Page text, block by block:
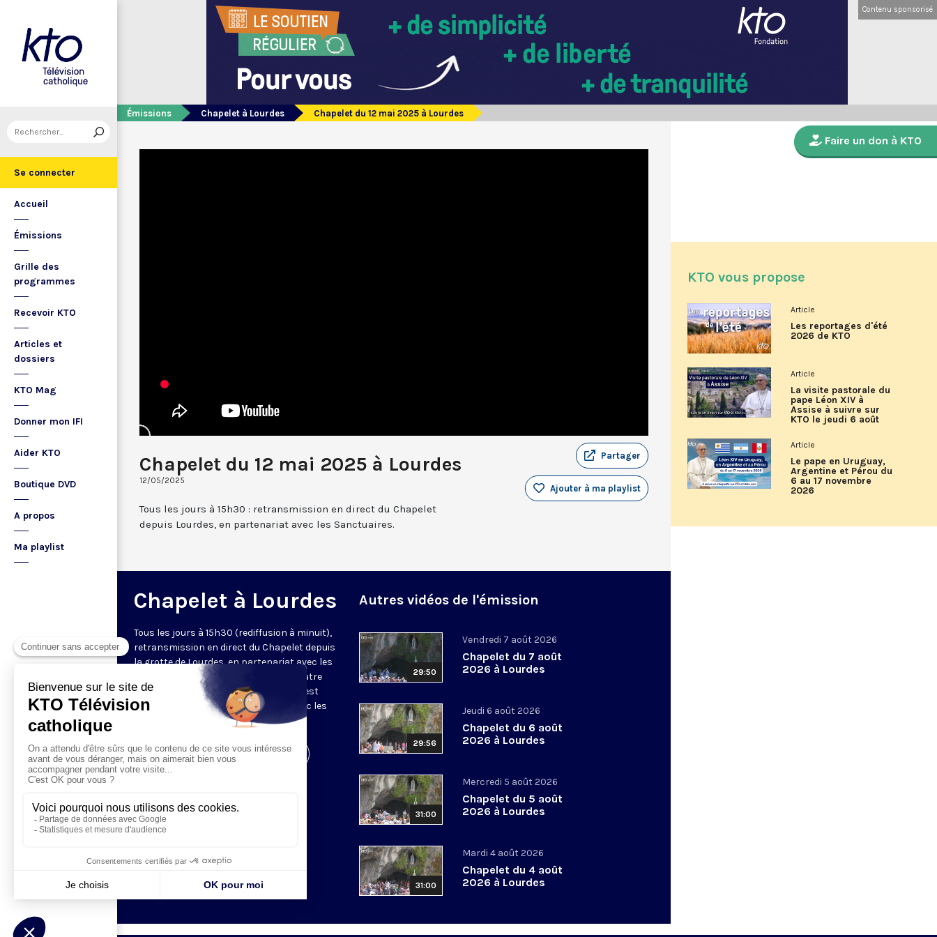
Se connecter
Accueil
Émissions
Grille des
programmes
Recevoir KTO
Articles et
dossiers
KTO Mag
Donner mon IFI
Aider KTO
Boutique DVD
A propos
Ma playlist
Contenu sponsorisé
Émissions Chapelet à Lourdes Chapelet du 12 mai 2025 à Lourdes
Chapelet du 12 mai 2025 à Lourdes
12/05/2025
Partager
Ajouter à ma playlist
Tous les jours à 15h30 : retransmission en direct du Chapelet
depuis Lourdes, en partenariat avec les Sanctuaires.
Chapelet à Lourdes
Tous les jours à 15h30 (rediffusion à minuit),
retransmission en direct du Chapelet depuis
la grotte de Lourdes, en partenariat avec les
Sanctuaires. Chaque jour, l'une des quatre
méditations des mystères du Rosaire est
proposée en communion de prière avec les
Visiter la page de l'émission
Autres vidéos de l'émission
29:50
Vendredi 7 août 2026
Chapelet du 7 août
2026 à Lourdes
29:56
Jeudi 6 août 2026
Chapelet du 6 août
2026 à Lourdes
31:00
Mercredi 5 août 2026
Chapelet du 5 août
2026 à Lourdes
31:00
Mardi 4 août 2026
Chapelet du 4 août
2026 à Lourdes
Faire un don à KTO
KTO vous propose
Article
Les reportages d'été
2026 de KTO
Article
La visite pastorale du
pape Léon XIV à
Assise à suivre sur
KTO le jeudi 6 août
Article
Le pape en Uruguay,
Argentine et Pérou du
6 au 17 novembre
2026